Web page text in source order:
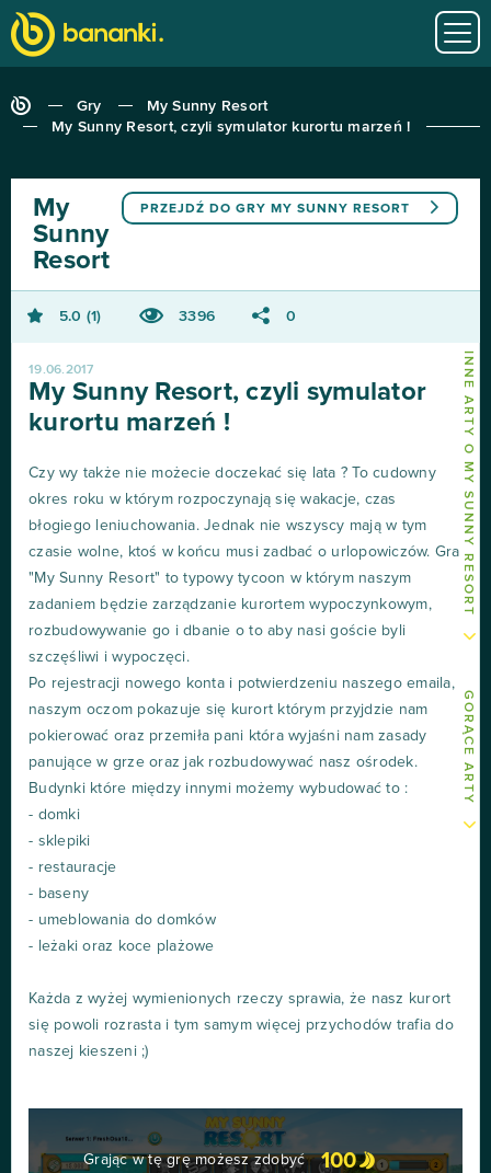
Gry
My Sunny Resort
My Sunny Resort, czyli symulator kurortu marzeń !
INNE ARTY O MY SUNNY RESORT
GORĄCE ARTY
PRZEJDŹ DO GRY MY SUNNY RESORT
My
Sunny
Resort
5.0 1 3396 0
19.06.2017
My Sunny Resort, czyli symulator
kurortu marzeń !
Czy wy także nie możecie doczekać się lata ? To cudowny
okres roku w którym rozpoczynają się wakacje, czas
błogiego leniuchowania. Jednak nie wszyscy mają w tym
czasie wolne, ktoś w końcu musi zadbać o urlopowiczów. Gra
"My Sunny Resort" to typowy tycoon w którym naszym
zadaniem będzie zarządzanie kurortem wypoczynkowym,
rozbudowywanie go i dbanie o to aby nasi goście byli
szczęśliwi i wypoczęci.
Po rejestracji nowego konta i potwierdzeniu naszego emaila,
naszym oczom pokazuje się kurort którym przyjdzie nam
pokierować oraz przemiła pani która wyjaśni nam zasady
panujące w grze oraz jak rozbudowywać nasz ośrodek.
Budynki które między innymi możemy wybudować to :
- domki
- sklepiki
- restauracje
- baseny
- umeblowania do domków
- leżaki oraz koce plażowe
Każda z wyżej wymienionych rzeczy sprawia, że nasz kurort
się powoli rozrasta i tym samym więcej przychodów trafia do
naszej kieszeni ;)
Grając w tę grę możesz zdobyć 100